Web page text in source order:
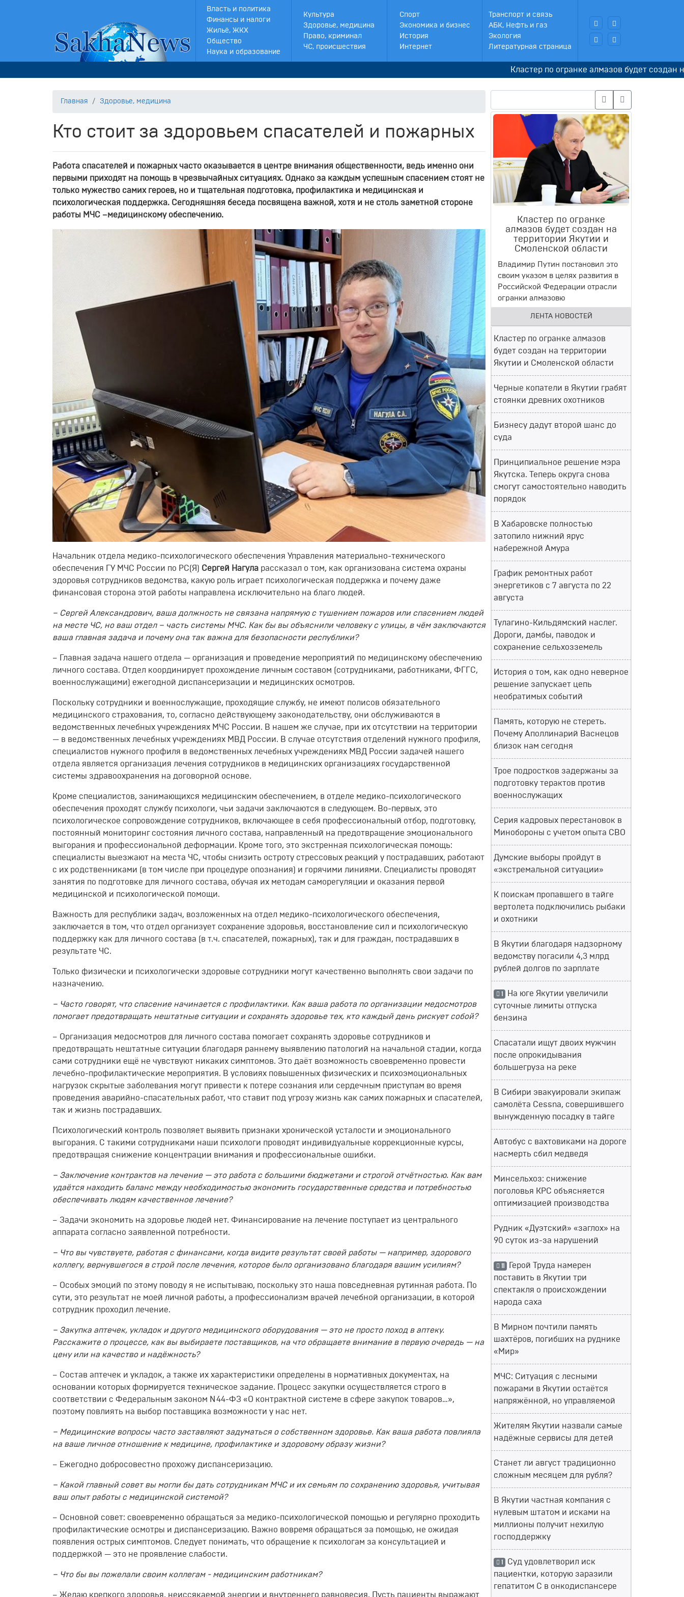
Власть и политика
Финансы и налоги
Жильё, ЖКХ
Общество
Наука и образование
Культура
Здоровье, медицина
Право, криминал
ЧС, происшествия
Спорт
Экономика и бизнес
История
Интернет
Транспорт и связь
АБК, Нефть и газ
Экология
Литературная страница
Кластер по огранке алмазов будет создан на
Главная Здоровье, медицина
Кто стоит за здоровьем спасателей и пожарных
Работа спасателей и пожарных часто оказывается в центре внимания общественности, ведь именно они
первыми приходят на помощь в чрезвычайных ситуациях. Однако за каждым успешным спасением стоят не
только мужество самих героев, но и тщательная подготовка, профилактика и медицинская и
психологическая поддержка. Сегодняшняя беседа посвящена важной, хотя и не столь заметной стороне
работы МЧС –медицинскому обеспечению.
Начальник отдела медико-психологического обеспечения Управления материально-технического
обеспечения ГУ МЧС России по РС(Я) Сергей Нагула рассказал о том, как организована система охраны
здоровья сотрудников ведомства, какую роль играет психологическая поддержка и почему даже
финансовая сторона этой работы направлена исключительно на благо людей.
– Сергей Александрович, ваша должность не связана напрямую с тушением пожаров или спасением людей
на месте ЧС, но ваш отдел – часть системы МЧС. Как бы вы объяснили человеку с улицы, в чём заключаются
ваша главная задача и почему она так важна для безопасности республики?
– Главная задача нашего отдела — организация и проведение мероприятий по медицинскому обеспечению
личного состава. Отдел координирует прохождение личным составом (сотрудниками, работниками, ФГГС,
военнослужащими) ежегодной диспансеризации и медицинских осмотров.
Поскольку сотрудники и военнослужащие, проходящие службу, не имеют полисов обязательного
медицинского страхования, то, согласно действующему законодательству, они обслуживаются в
ведомственных лечебных учреждениях МЧС России. В нашем же случае, при их отсутствии на территории
— в ведомственных лечебных учреждениях МВД России. В случае отсутствия отделений нужного профиля,
специалистов нужного профиля в ведомственных лечебных учреждениях МВД России задачей нашего
отдела является организация лечения сотрудников в медицинских организациях государственной
системы здравоохранения на договорной основе.
Кроме специалистов, занимающихся медицинским обеспечением, в отделе медико-психологического
обеспечения проходят службу психологи, чьи задачи заключаются в следующем. Во-первых, это
психологическое сопровождение сотрудников, включающее в себя профессиональный отбор, подготовку,
постоянный мониторинг состояния личного состава, направленный на предотвращение эмоционального
выгорания и профессиональной деформации. Кроме того, это экстренная психологическая помощь:
специалисты выезжают на места ЧС, чтобы снизить остроту стрессовых реакций у пострадавших, работают
с их родственниками (в том числе при процедуре опознания) и горячими линиями. Специалисты проводят
занятия по подготовке для личного состава, обучая их методам саморегуляции и оказания первой
медицинской и психологической помощи.
Важность для республики задач, возложенных на отдел медико-психологического обеспечения,
заключается в том, что отдел организует сохранение здоровья, восстановление сил и психологическую
поддержку как для личного состава (в т.ч. спасателей, пожарных), так и для граждан, пострадавших в
результате ЧС.
Только физически и психологически здоровые сотрудники могут качественно выполнять свои задачи по
назначению.
– Часто говорят, что спасение начинается с профилактики. Как ваша работа по организации медосмотров
помогает предотвращать нештатные ситуации и сохранять здоровье тех, кто каждый день рискует собой?
– Организация медосмотров для личного состава помогает сохранять здоровье сотрудников и
предотвращать нештатные ситуации благодаря раннему выявлению патологий на начальной стадии, когда
сами сотрудники ещё не чувствуют никаких симптомов. Это даёт возможность своевременно провести
лечебно-профилактические мероприятия. В условиях повышенных физических и психоэмоциональных
нагрузок скрытые заболевания могут привести к потере сознания или сердечным приступам во время
проведения аварийно-спасательных работ, что ставит под угрозу жизнь как самих пожарных и спасателей,
так и жизнь пострадавших.
Психологический контроль позволяет выявить признаки хронической усталости и эмоционального
выгорания. С такими сотрудниками наши психологи проводят индивидуальные коррекционные курсы,
предотвращая снижение концентрации внимания и профессиональные ошибки.
– Заключение контрактов на лечение — это работа с большими бюджетами и строгой отчётностью. Как вам
удаётся находить баланс между необходимостью экономить государственные средства и потребностью
обеспечивать людям качественное лечение?
– Задачи экономить на здоровье людей нет. Финансирование на лечение поступает из центрального
аппарата согласно заявленной потребности.
– Что вы чувствуете, работая с финансами, когда видите результат своей работы — например, здорового
коллегу, вернувшегося в строй после лечения, которое было организовано благодаря вашим усилиям?
– Особых эмоций по этому поводу я не испытываю, поскольку это наша повседневная рутинная работа. По
сути, это результат не моей личной работы, а профессионализм врачей лечебной организации, в которой
сотрудник проходил лечение.
– Закупка аптечек, укладок и другого медицинского оборудования — это не просто поход в аптеку.
Расскажите о процессе, как вы выбираете поставщиков, на что обращаете внимание в первую очередь — на
цену или на качество и надёжность?
– Состав аптечек и укладок, а также их характеристики определены в нормативных документах, на
основании которых формируется техническое задание. Процесс закупки осуществляется строго в
соответствии с Федеральным законом N 44-ФЗ «О контрактной системе в сфере закупок товаров…»,
поэтому повлиять на выбор поставщика возможности у нас нет.
– Медицинские вопросы часто заставляют задуматься о собственном здоровье. Как ваша работа повлияла
на ваше личное отношение к медицине, профилактике и здоровому образу жизни?
– Ежегодно добросовестно прохожу диспансеризацию.
– Какой главный совет вы могли бы дать сотрудникам МЧС и их семьям по сохранению здоровья, учитывая
ваш опыт работы с медицинской системой?
– Основной совет: своевременно обращаться за медико-психологической помощью и регулярно проходить
профилактические осмотры и диспансеризацию. Важно вовремя обращаться за помощью, не ожидая
появления острых симптомов. Следует понимать, что обращение к психологам за консультацией и
поддержкой — это не проявление слабости.
– Что бы вы пожелали своим коллегам - медицинским работникам?
– Желаю крепкого здоровья, неиссякаемой энергии и внутреннего равновесия. Пусть пациенты выражают
Кластер по огранке
алмазов будет создан на
территории Якутии и
Смоленской области
Владимир Путин постановил это
своим указом в целях развития в
Российской Федерации отрасли
огранки алмазовю
ЛЕНТА НОВОСТЕЙ
Кластер по огранке алмазов
будет создан на территории
Якутии и Смоленской области
Черные копатели в Якутии грабят
стоянки древних охотников
Бизнесу дадут второй шанс до
суда
Принципиальное решение мэра
Якутска. Теперь округа снова
смогут самостоятельно наводить
порядок
В Хабаровске полностью
затопило нижний ярус
набережной Амура
График ремонтных работ
энергетиков с 7 августа по 22
августа
Тулагино-Кильдямский наслег.
Дороги, дамбы, паводок и
сохранение сельхозземель
История о том, как одно неверное
решение запускает цепь
необратимых событий
Память, которую не стереть.
Почему Аполлинарий Васнецов
близок нам сегодня
Трое подростков задержаны за
подготовку терактов против
военнослужащих
Серия кадровых перестановок в
Минобороны с учетом опыта СВО
Думские выборы пройдут в
«экстремальной ситуации»
К поискам пропавшего в тайге
вертолета подключились рыбаки
и охотники
В Якутии благодаря надзорному
ведомству погасили 4,3 млрд
рублей долгов по зарплате
1 На юге Якутии увеличили
суточные лимиты отпуска
бензина
Спасатали ищут двоих мужчин
после опрокидывания
большегруза на реке
В Сибири эвакуировали экипаж
самолёта Cessna, совершившего
вынужденную посадку в тайге
Автобус с вахтовиками на дороге
насмерть сбил медведя
Минсельхоз: снижение
поголовья КРС объясняется
оптимизацией производства
Рудник «Дуэтский» «заглох» на
90 суток из-за нарушений
11 Герой Труда намерен
поставить в Якутии три
спектакля о происхождении
народа саха
В Мирном почтили память
шахтёров, погибших на руднике
«Мир»
МЧС: Ситуация с лесными
пожарами в Якутии остаётся
напряжённой, но управляемой
Жителям Якутии назвали самые
надёжные сервисы для детей
Станет ли август традиционно
сложным месяцем для рубля?
В Якутии частная компания с
нулевым штатом и исками на
миллионы получит нехилую
господдержку
1 Суд удовлетворил иск
пациентки, которую заразили
гепатитом С в онкодиспансере